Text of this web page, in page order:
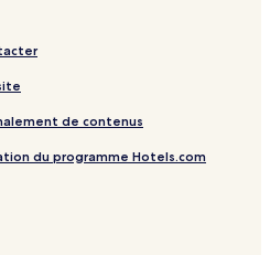
de contenus
du programme Hotels.com